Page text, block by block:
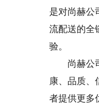
是对尚赫公
流配送的全
验。
尚赫公司
康、品质、
者提供更多